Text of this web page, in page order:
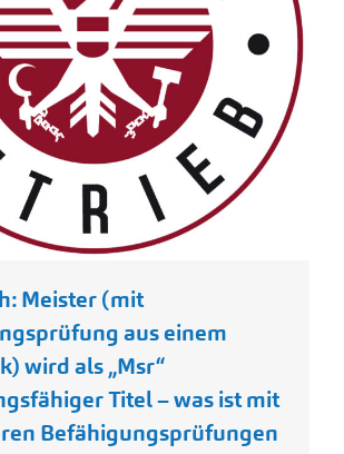
Meister (mit
aus einem
wird als „Msr“
Titel – was ist mit
Befähigungsprüfungen